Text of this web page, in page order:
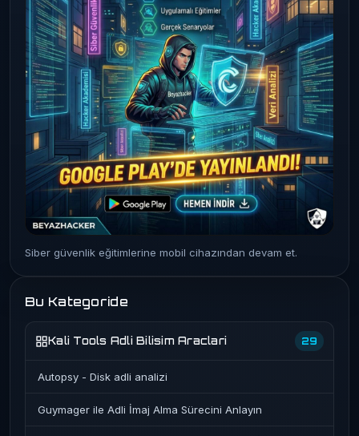
Siber güvenlik eğitimlerine mobil cihazından devam et.
Bu Kategoride
Kali Tools Adli Bilisim Araclari 29
Autopsy - Disk adli analizi
Guymager ile Adli İmaj Alma Sürecini Anlayın